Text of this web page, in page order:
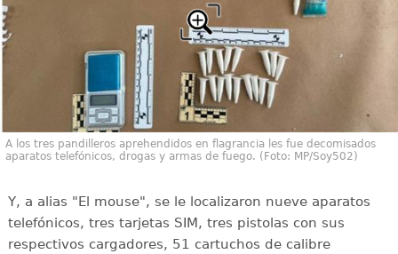
A los tres pandilleros aprehendidos en flagrancia les fue decomisados
aparatos telefónicos, drogas y armas de fuego. (Foto: MP/Soy502)
Y, a alias "El mouse", se le localizaron nueve aparatos
telefónicos, tres tarjetas SIM, tres pistolas con sus
respectivos cargadores, 51 cartuchos de calibre